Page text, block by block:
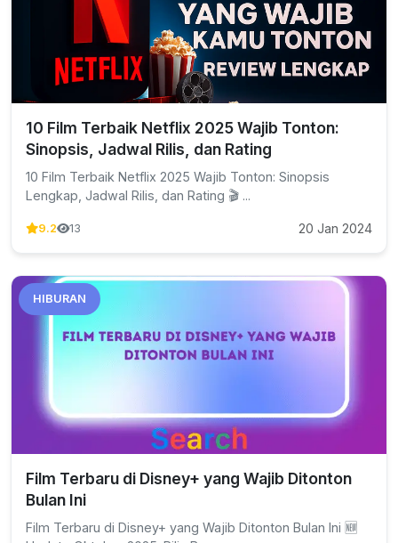
10 Film Terbaik Netflix 2025 Wajib Tonton:
Sinopsis, Jadwal Rilis, dan Rating
10 Film Terbaik Netflix 2025 Wajib Tonton: Sinopsis
Lengkap, Jadwal Rilis, dan Rating 🎬 ...
9.2 13 20 Jan 2024
HIBURAN
Film Terbaru di Disney+ yang Wajib Ditonton
Bulan Ini
Film Terbaru di Disney+ yang Wajib Ditonton Bulan Ini 🆕